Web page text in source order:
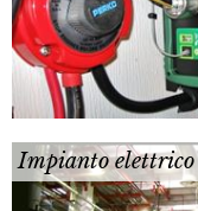
Impianto elettrico